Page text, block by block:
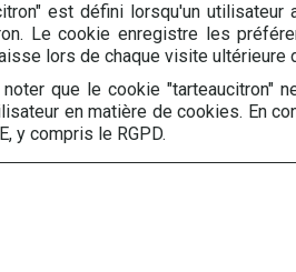
est défini lorsqu'un
Le cookie enregistre les
lors de chaque visite ultérieure
que le cookie "tarteaucitron"
en matière de cookies. En
y compris le RGPD.